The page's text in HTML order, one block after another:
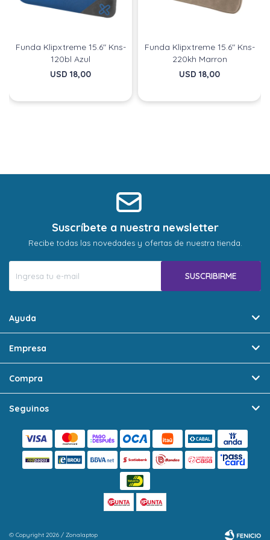
Funda Klipxtreme 15.6" Kns-
120bl Azul
USD 18,00
Funda Klipxtreme 15.6" Kns-
220kh Marron
USD 18,00
Suscríbete a nuestra newsletter
Recibe todas las novedades y ofertas de nuestra tienda.
SUSCRIBIRME
Ayuda
Empresa
Compra
Seguinos
© Copyright 2026 / Zonalaptop
Mes
puede variar por comercio
Mes
puede variar por comercio